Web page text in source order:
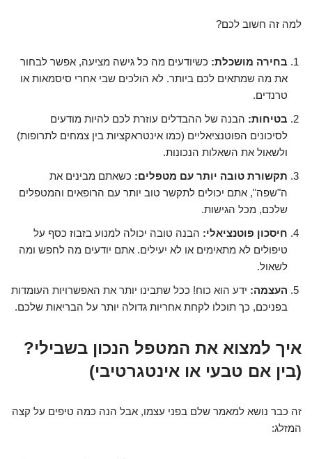
למה זה חשוב לכם?
בחירה מושכלת: כשיודעים מה כל גישה מציעה, אפשר לבחור
את מה שמתאים לכם ביותר. לא הולכים שבי אחרי סיסמאות או
טרנדים.
בטיחות: הבנה של ההבדלים עוזרת לכם להיות מודעים
לסיכונים הפוטנציאליים (כמו אינטראקציות בין צמחים לתרופות)
ולשאול את השאלות הנכונות.
תקשורת טובה יותר עם מטפלים: כשאתם מבינים את
ה"שפה", אתם יכולים לתקשר טוב יותר עם הרופאים והמטפלים
שלכם, מכל הגישות.
חיסכון פוטנציאלי: הבנה טובה יכולה למנוע בזבוז כסף על
טיפולים לא מתאימים או לא יעילים. אתם יודעים מה לחפש ומה
לשאול.
העצמה: ידע הוא כוח! ככל שתבינו יותר את האפשרויות העומדות
בפניכם, כך תוכלו לקחת אחריות גדולה יותר על הבריאות שלכם.
איך למצוא את המטפל הנכון בשבילי?
(בין אם טבעי או אינטגרטיבי)
זה כבר נושא למאמר שלם בפני עצמו, אבל הנה כמה טיפים על קצה
המזלג: